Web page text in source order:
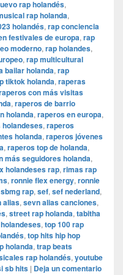
rap holandés,
rap holanda,
holandés, rap conciencia
festivales de europa, rap
moderno, rap holandes,
, rap multicultural
bailar holanda, rap
tiktok holanda, raperas
con más visitas
, raperos de barrio
holanda, raperos en europa,
, raperos
holanda, raperos jóvenes
, raperos top de holanda,
más seguidores holanda,
holandeses rap, rimas rap
, ronnie flex energy, ronnie
sbmg rap, sef, sef nederland,
alias, sevn alias canciones,
, street rap holanda, tabitha
, top 100 rap
, top hits hip hop
holanda, trap beats
rap holandés, youtube
sb hits | Deja un comentario